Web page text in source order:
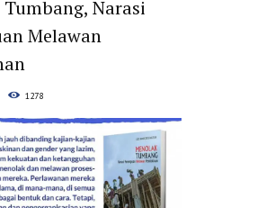
Narasi
Melawan
1278